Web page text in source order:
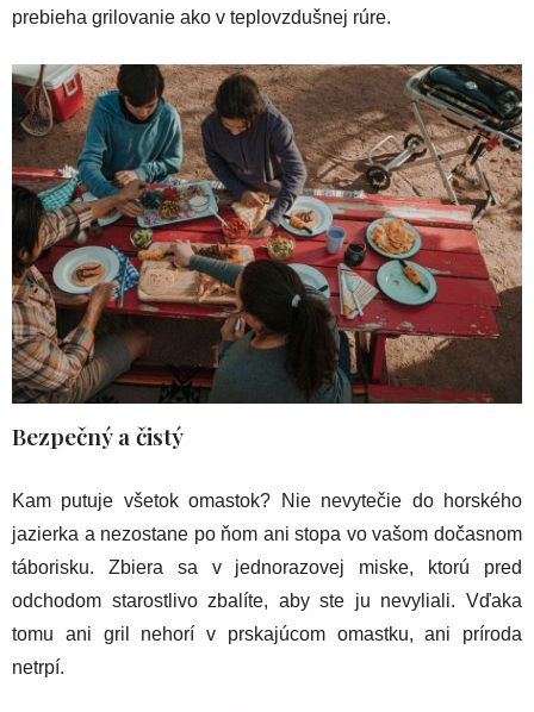
prebieha grilovanie ako v teplovzdušnej rúre.
Bezpečný a čistý
Kam putuje všetok omastok? Nie nevytečie do horského
jazierka a nezostane po ňom ani stopa vo vašom dočasnom
táborisku. Zbiera sa v jednorazovej miske, ktorú pred
odchodom starostlivo zbalíte, aby ste ju nevyliali. Vďaka
tomu ani gril nehorí v prskajúcom omastku, ani príroda
netrpí.